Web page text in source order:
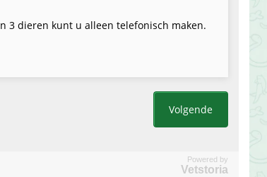
Powered by
Vetstoria